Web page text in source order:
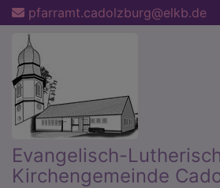
Direkt
zum
Inhalt
pfarramt.cadolzburg@elkb.de
Evangelisch-
Kirchengemeinde